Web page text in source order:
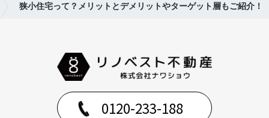
狭小住宅って？メリットとデメリットやターゲット層もご紹介！
0120-233-188